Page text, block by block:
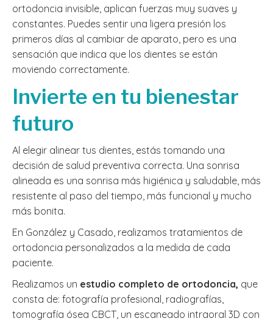
ortodoncia invisible, aplican fuerzas muy suaves y
constantes. Puedes sentir una ligera presión los
primeros días al cambiar de aparato, pero es una
sensación que indica que los dientes se están
moviendo correctamente.
Invierte en tu bienestar
futuro
Al elegir alinear tus dientes, estás tomando una
decisión de salud preventiva correcta. Una sonrisa
alineada es una sonrisa más higiénica y saludable, más
resistente al paso del tiempo, más funcional y mucho
más bonita.
En González y Casado, realizamos tratamientos de
ortodoncia personalizados a la medida de cada
paciente.
Realizamos un estudio completo de ortodoncia, que
consta de: fotografía profesional, radiografías,
tomografía ósea CBCT, un escaneado intraoral 3D con